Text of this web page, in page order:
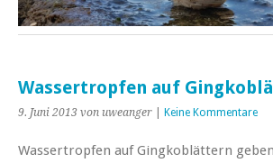
Wassertropfen auf
9. Juni 2013 von uweanger Keine Kommentare
Wassertropfen auf Gingkoblättern